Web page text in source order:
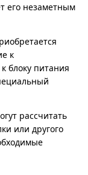
его незаметным
к
блоку питания
рассчитать
или другого